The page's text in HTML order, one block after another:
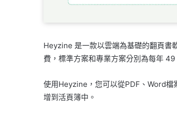
Heyzine 是一款以雲端為基礎的翻頁書
費，標準方案和專業方案分別為每年 49
使用Heyzine，您可以從PDF、Word
增到活頁簿中。